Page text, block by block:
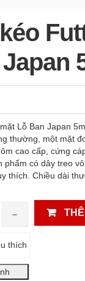
Lỗ Ban Japan
thường, một mặt
cao cấp, cứng
phẩm có dây treo
thích. Chiều dài
thích